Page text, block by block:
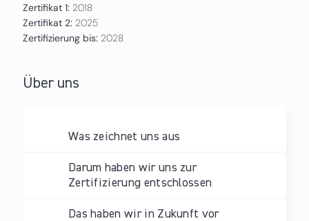
Zertifikat 1: 2018
Zertifikat 2: 2025
Zertifizierung bis: 2028
Über uns
Was zeichnet uns aus
Darum haben wir uns zur
Zertifizierung entschlossen
Das haben wir in Zukunft vor